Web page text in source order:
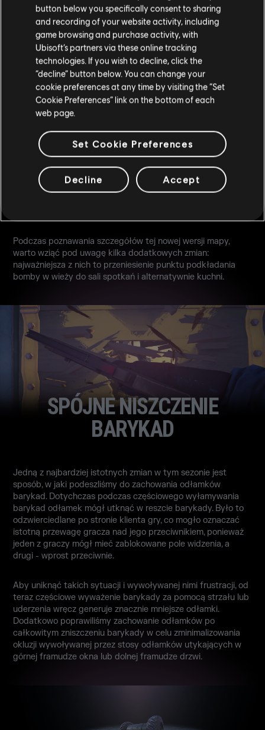
korytarzowi kuchennemu, a z nowego obszaru piwnicy,
nazywanego chłodnią, można wyjść schodami na parter.
Pozostałe zmiany dotyczące punktów wejścia obejmują
usunięcie drzwi pomiędzy kuchnią i korytarzem do łazienki
(który teraz zmienił nazwę na korytarz ochronny), jak również
pozbycie się wyjścia z jadalni na zewnątrz. Zamiast tego
wprowadziliśmy połączenie pomiędzy jadalnią i małą wieżą.
Strych również się zmienił - można teraz z niego przejść
w nim drabiny do sali spotkań.
Wszystkie te zmiany mają na celu ułatwienie rotacji i
zwiększenie ich poziomu bezpieczeństwa zarówno dla
drużyny atakującej, jak i broniącej. Warto jednak zachować
Podczas poznawania szczegółów tej nowej wersji mapy,
warto wziąć pod uwagę kilka dodatkowych zmian:
najważniejsza z nich to przeniesienie punktu podkładania
bomby w wieży do sali spotkań i alternatywnie kuchni.
SPÓJNE NISZCZENIE
BARYKAD
Jedną z najbardziej istotnych zmian w tym sezonie jest
sposób, w jaki podeszliśmy do zachowania odłamków
barykad. Dotychczas podczas częściowego wyłamywania
barykad odłamek mógł utknąć w reszcie barykady. Było to
odzwierciedlane po stronie klienta gry, co mogło oznaczać
istotną przewagę gracza nad jego przeciwnikiem, ponieważ
jeden z graczy mógł mieć zablokowane pole widzenia, a
drugi - wprost przeciwnie.
Aby uniknąć takich sytuacji i wywoływanej nimi frustracji, od
teraz częściowe wyważenie barykady za pomocą strzału lub
uderzenia wręcz generuje znacznie mniejsze odłamki.
Dodatkowo poprawiliśmy zachowanie odłamków po
całkowitym zniszczeniu barykady w celu zminimalizowania
okluzji wywoływanej przez stosy odłamków utykających w
górnej framudze okna lub dolnej framudze drzwi.
button below you specifically consent to sharing
and recording of your website activity, including
game browsing and purchase activity, with
Ubisoft’s partners via these online tracking
technologies. If you wish to decline, click the
“decline” button below. You can change your
cookie preferences at any time by visiting the “Set
Cookie Preferences” link on the bottom of each
web page.
Set Cookie Preferences
Decline Accept